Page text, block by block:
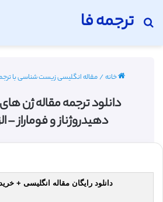
ترجمه فا
جستجو برای
خانه/مقاله انگلیسی زیست شناسی با ترجمه فارسی
دانلود ترجمه مقاله ژن
دهیدروژناز و فوماراز –
دانلود رایگان مقاله انگلیسی +